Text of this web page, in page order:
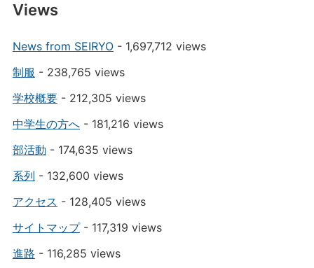
Views
News from SEIRYO- 1,697,712 views
制服 - 238,765 views
学校概要- 212,305 views
中学生の方へ- 181,216 views
部活動 - 174,635 views
系列 - 132,600 views
アクセス - 128,405 views
サイトマップ- 117,319 views
進路 - 116,285 views